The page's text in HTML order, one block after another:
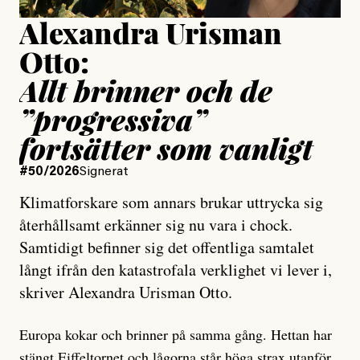
Alexandra Urisman
Otto:
Allt brinner och de
”progressiva”
fortsätter som vanligt
#50/2026Signerat
Klimatforskare som annars brukar uttrycka sig
återhållsamt erkänner sig nu vara i chock.
Samtidigt befinner sig det offentliga samtalet
långt ifrån den katastrofala verklighet vi lever i,
skriver Alexandra Urisman Otto.
Europa kokar och brinner på samma gång. Hettan har